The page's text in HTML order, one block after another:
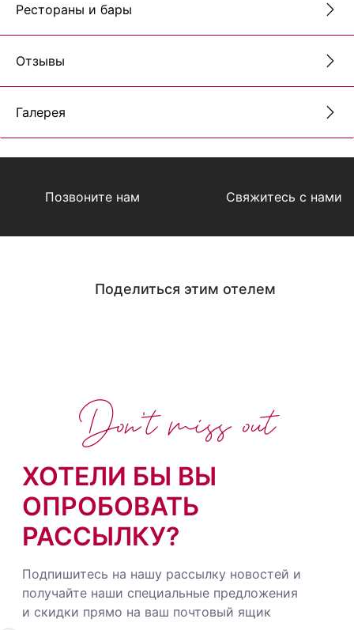
Рестораны и бары
Отзывы
Галерея
Позвоните нам Свяжитесь с нами
Поделиться этим отелем
ХОТЕЛИ БЫ ВЫ
ОПРОБОВАТЬ
РАССЫЛКУ?
Подпишитесь на нашу рассылку новостей и
получайте наши специальные предложения
и скидки прямо на ваш почтовый ящик
Don't miss out